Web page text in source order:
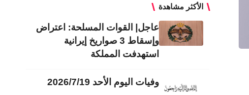
الأكثر مشاهدة
عاجل| القوات المسلحة: اعتراض
وإسقاط 3 صواريخ إيرانية
استهدفت المملكة
وفيات اليوم الأحد 2026/7/19